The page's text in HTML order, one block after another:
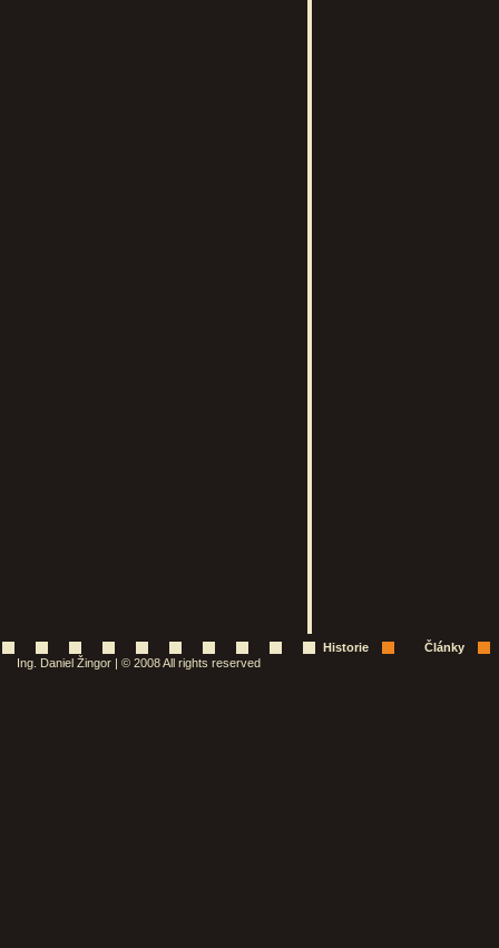
Historie
Články
Ing. Daniel Žingor | © 2008 All rights reserved